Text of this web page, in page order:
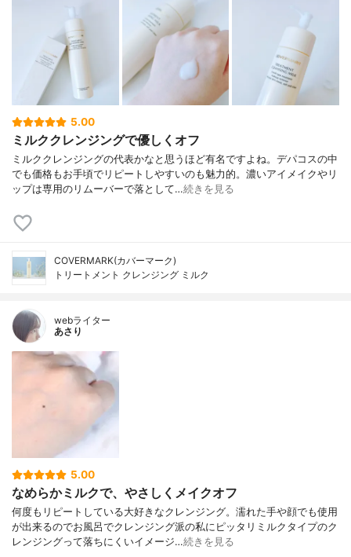
5.00
ミルククレンジングで優しくオフ
ミルククレンジングの代表かなと思うほど有名ですよね。デパコスの中
でも価格もお手頃でリピートしやすいのも魅力的。濃いアイメイクやリ
ップは専用のリムーバーで落として…続きを見る
COVERMARK(カバーマーク)
トリートメント クレンジング ミルク
webライター
あさり
5.00
なめらかミルクで、やさしくメイクオフ
何度もリピートしている大好きなクレンジング。濡れた手や顔でも使用
が出来るのでお風呂でクレンジング派の私にピッタリミルクタイプのク
レンジングって落ちにくいイメージ…続きを見る